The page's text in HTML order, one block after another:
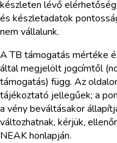
készleten lévő
és készletadatok
nem vállalunk.
A TB támogatás mértéke
által megjelölt jogcímtől
támogatás) függ. Az
tájékoztató jellegűek; a
a vény beváltásakor
változhatnak, kérjük,
NEAK honlapján.